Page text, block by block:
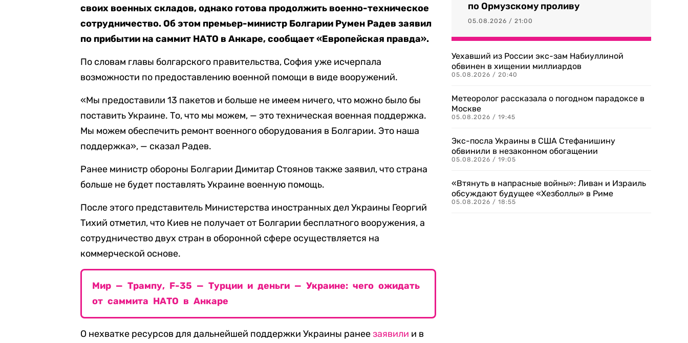
своих военных складов, однако готова продолжить военно-техническое
сотрудничество. Об этом премьер-министр Болгарии Румен Радев заявил
по прибытии на саммит НАТО в Анкаре, сообщает «Европейская правда».
По словам главы болгарского правительства, София уже исчерпала
возможности по предоставлению военной помощи в виде вооружений.
«Мы предоставили 13 пакетов и больше не имеем ничего, что можно было бы
поставить Украине. То, что мы можем, — это техническая военная поддержка.
Мы можем обеспечить ремонт военного оборудования в Болгарии. Это наша
поддержка», — сказал Радев.
Ранее министр обороны Болгарии Димитар Стоянов также заявил, что страна
больше не будет поставлять Украине военную помощь.
После этого представитель Министерства иностранных дел Украины Георгий
Тихий отметил, что Киев не получает от Болгарии бесплатного вооружения, а
сотрудничество двух стран в оборонной сфере осуществляется на
коммерческой основе.
Мир — Трампу, F-35 — Турции и деньги — Украине: чего ожидать
от саммита НАТО в Анкаре
О нехватке ресурсов для дальнейшей поддержки Украины ранеезаявили и в
по Ормузскому проливу
05.08.2026 / 21:00
Уехавший из России экс-зам Набиуллиной
обвинен в хищении миллиардов
05.08.2026 / 20:40
Метеоролог рассказала о погодном парадоксе в
Москве
05.08.2026 / 19:45
Экс-посла Украины в США Стефанишину
обвинили в незаконном обогащении
05.08.2026 / 19:05
«Втянуть в напрасные войны»: Ливан и Израиль
обсуждают будущее «Хезболлы» в Риме
05.08.2026 / 18:55